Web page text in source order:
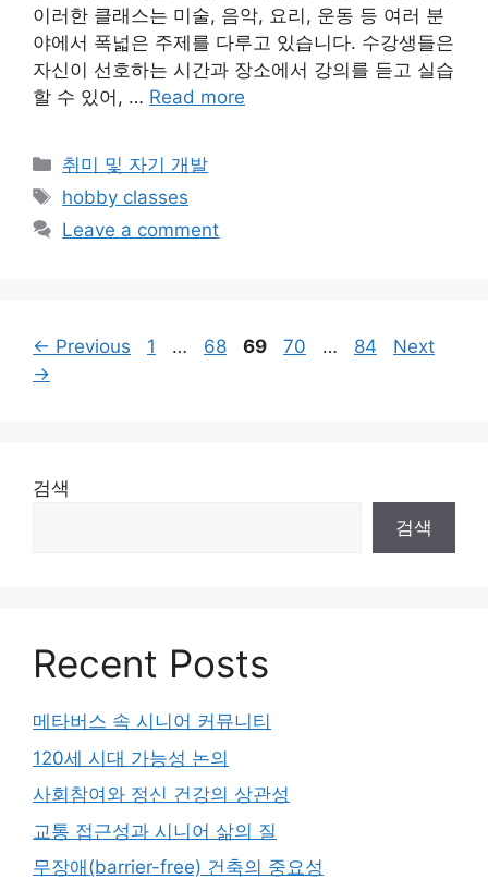
이러한 클래스는 미술, 음악, 요리, 운동 등 여러 분
야에서 폭넓은 주제를 다루고 있습니다. 수강생들은
자신이 선호하는 시간과 장소에서 강의를 듣고 실습
할 수 있어, … Read more
Categories
취미 및 자기 개발
Tags
hobby classes
Leave a comment
← Previous Page
1 … Page
68 Page
69 Page
70 … Page
84
Next
→
검색
검색
Recent Posts
메타버스 속 시니어 커뮤니티
120세 시대 가능성 논의
사회참여와 정신 건강의 상관성
교통 접근성과 시니어 삶의 질
무장애(barrier-free) 건축의 중요성